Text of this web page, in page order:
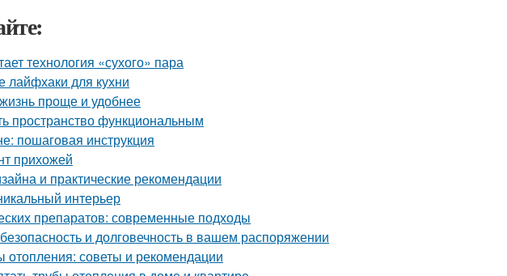
технология «сухого» пара
лайфхаки для кухни
проще и удобнее
пространство функциональным
пошаговая инструкция
прихожей
и практические рекомендации
интерьер
препаратов: современные подходы
и долговечность в вашем распоряжении
советы и рекомендации